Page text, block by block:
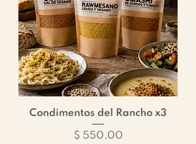
Condimentos del Rancho x3
Precio
$ 550,00